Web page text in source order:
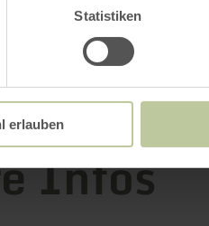
Statistiken
erlauben
Infos